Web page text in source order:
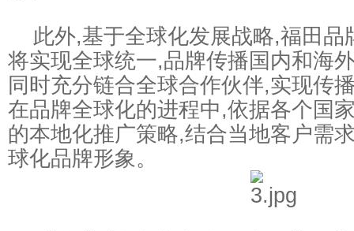
此外,基于全球化发展战略,福田品
将实现全球统一,品牌传播国内和海
同时充分链合全球合作伙伴,实现传
在品牌全球化的进程中,依据各个国
的本地化推广策略,结合当地客户需
球化品牌形象。